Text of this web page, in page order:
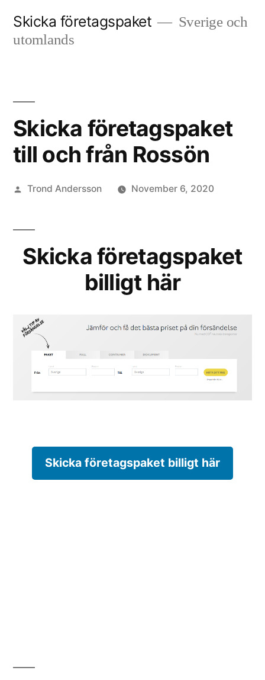
Skicka företagspaket
Sverige och
utomlands
Skicka företagspaket
till och från Rossön
Posted
Trond Andersson November 6, 2020
Skicka företagspaket
billigt här
Skicka företagspaket billigt här